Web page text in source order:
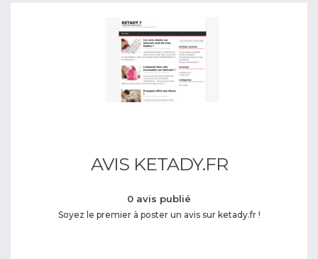
AVIS KETADY.FR
0 avis publié
Soyez le premier à poster un avis sur ketady.fr !